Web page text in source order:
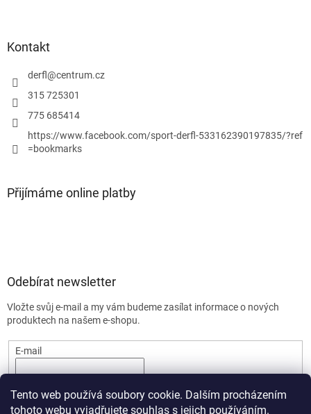
Tento web používá soubory cookie. Dalším procházením
tohoto webu vyjadřujete souhlas s jejich používáním.
Kontakt
derfl@centrum.cz
315 725301
775 685414
https://www.facebook.com/sport-derfl-533162390197835/?ref
=bookmarks
Přijímáme online platby
Odebírat newsletter
Vložte svůj e-mail a my vám budeme zasílat informace o nových
produktech na našem e-shopu.
E-mail
PŘIHLÁSIT SE